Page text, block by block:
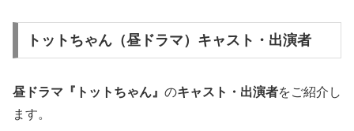
トットちゃん（昼ドラマ）キャスト・出演者
昼ドラマ『トットちゃん』 のキャスト・出演者をご紹介し
ます。